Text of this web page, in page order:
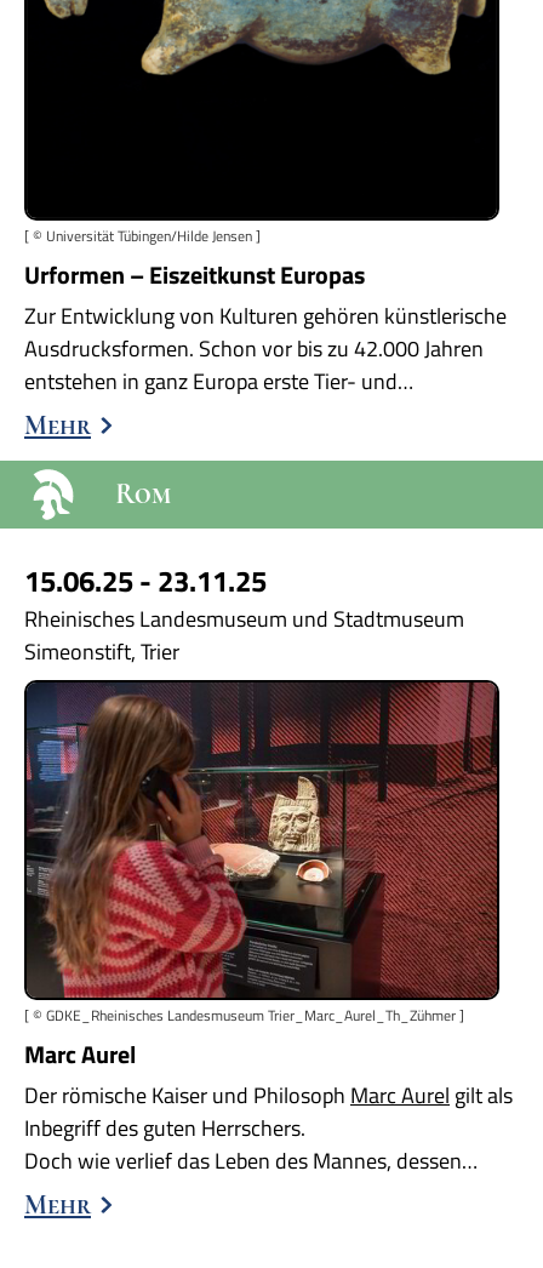
[ © Universität Tübingen/Hilde Jensen ]
Urformen – Eiszeitkunst Europas
Zur Entwicklung von Kulturen gehören künstlerische
Ausdrucksformen. Schon vor bis zu 42.000 Jahren
entstehen in ganz Europa erste Tier- und…
Mehr
Rom
15.06.25 - 23.11.25
Rheinisches Landesmuseum und Stadtmuseum
Simeonstift, Trier
[ © GDKE_Rheinisches Landesmuseum Trier_Marc_Aurel_Th_Zühmer ]
Marc Aurel
Der römische Kaiser und Philosoph Marc Aurel gilt als
Inbegriff des guten Herrschers.
Doch wie verlief das Leben des Mannes, dessen…
Mehr